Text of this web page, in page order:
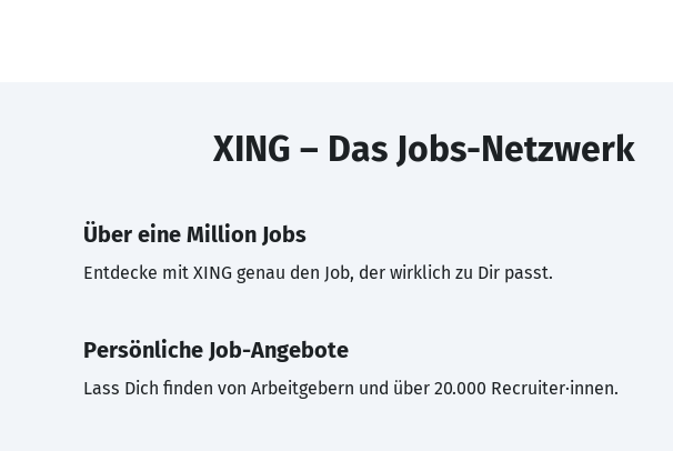
XING – Das Jobs-Netzwerk
Über eine Million Jobs
Entdecke mit XING genau den Job, der wirklich zu Dir passt.
Persönliche Job-Angebote
Lass Dich finden von Arbeitgebern und über 20.000 Recruiter·innen.